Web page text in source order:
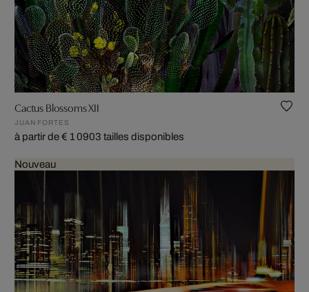
Cactus Blossoms XII
JUAN FORTES
à partir de € 1 0903 tailles disponibles
Nouveau